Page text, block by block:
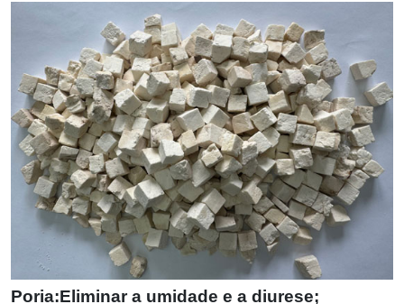
Poria:Eliminar a umidade e a diurese;